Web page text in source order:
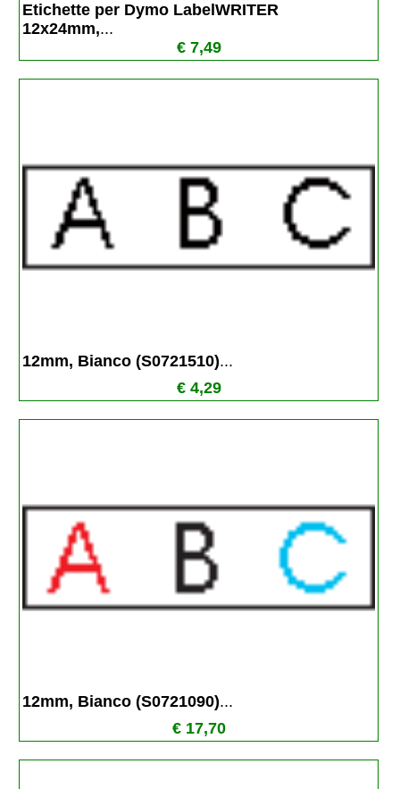
Etichette per Dymo LabelWRITER
12x24mm,...
€ 7,49
12mm, Bianco (S0721510)...
€ 4,29
12mm, Bianco (S0721090)...
€ 17,70